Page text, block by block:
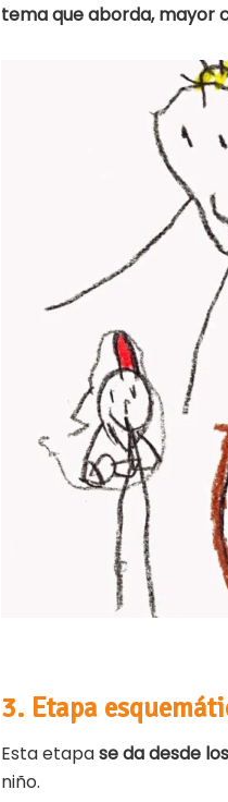
tema que aborda, mayor
3. Etapa
Esta etapase da desde
niño.